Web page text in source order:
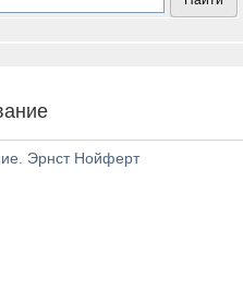
Эрнст Нойферт